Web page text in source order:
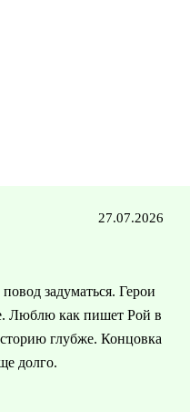
27.07.2026
задуматься. Герои
Люблю как пишет Рой в
глубже. Концовка
долго.